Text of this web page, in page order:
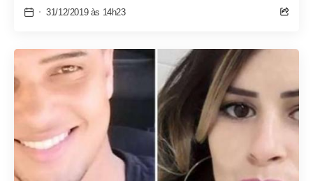
31/12/2019 às 14h23